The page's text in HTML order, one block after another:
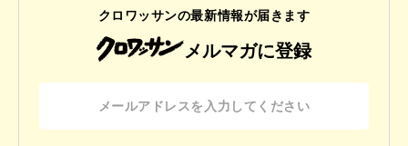
クロワッサンの最新情報が届きます
メルマガに登録